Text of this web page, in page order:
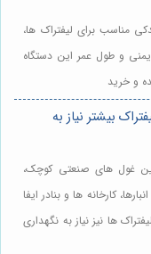
مناسب برای لیفتراک ها،
و طول عمر این دستگاه
و خرید
بیشتر نیاز به
غول های صنعتی کوچک،
کارخانه ها و بنادر ایفا
ها نیز نیاز به نگهداری